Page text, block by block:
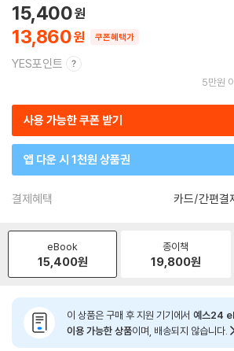
13,860
15,400
쿠폰혜택가
YES포인트
5만원
사용 가능한 쿠폰 받기
앱 다운 시 1천원 상품권
결제혜택 카드/간편결
eBook
15,400원
종이책
19,800원
이 상품은 구매 후 지원 기기에서 예스24
이용 가능한 상품이며, 배송되지 않습니다.